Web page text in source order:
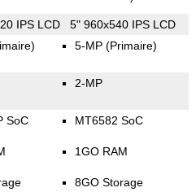
IPS LCD 5" 960x540 IPS LCD
5-MP (Primaire)
2-MP
SoC MT6582 SoC
1GO RAM
8GO Storage